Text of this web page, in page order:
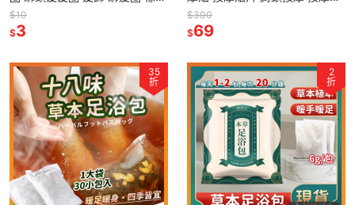
圈 彈力髮圈 黑色髮圈 可愛髮圈
氣質髮圈 小髮圈
$10
$3
頸部按摩器 頸椎按摩器 按摩儀
按摩器 頸椎按摩器
$300
$69
35
折
2
折